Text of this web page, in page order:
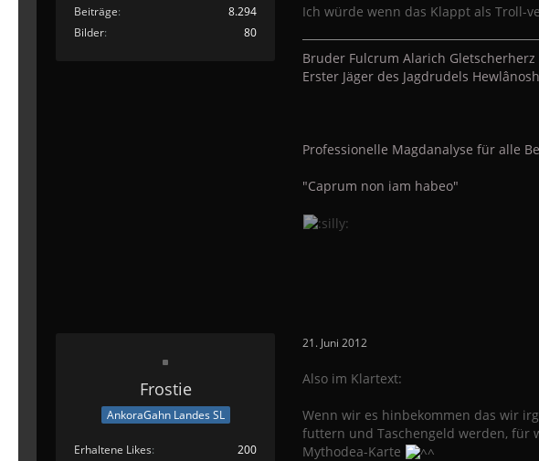
Beiträge
8.294
Bilder
80
Ich würde wenn das Klappt als Troll-
Bruder Fulcrum Alarich Gletscherherz
Erster Jäger des Jagdrudels Hewlânosh
Professionelle Magdanalyse für alle
"Caprum non iam habeo"
Frostie
AnkoraGahn Landes SL
Erhaltene Likes
200
21. Juni 2012
Also im Klartext:
Wenn wir es hinbekommen das wir
futtern und Taschengeld werden, für
Mythodea-Karte